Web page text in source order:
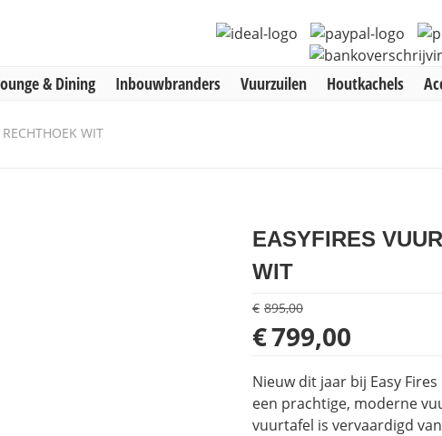
& Dining Inbouwbranders Vuurzuilen Houtkachels
RECHTHOEK WIT
EASYFIRES
WIT
€ 895,00
Oorspronkelijke
prijs
was:
€895,00.
€799,00
is:
€799,00.
Nieuw dit jaar bij Easy
een prachtige, moderne
vuurtafel is vervaardigd